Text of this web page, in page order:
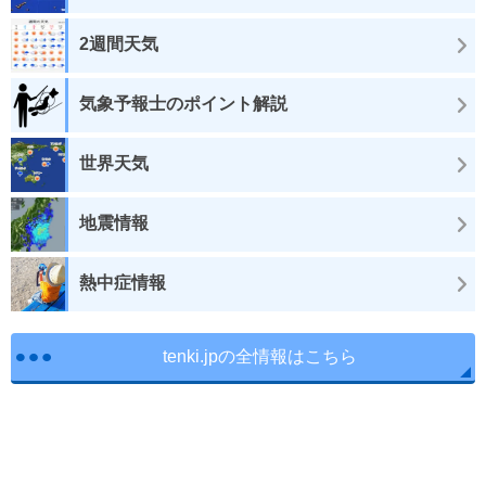
2週間天気
気象予報士のポイント解説
世界天気
地震情報
熱中症情報
tenki.jpの全情報はこちら